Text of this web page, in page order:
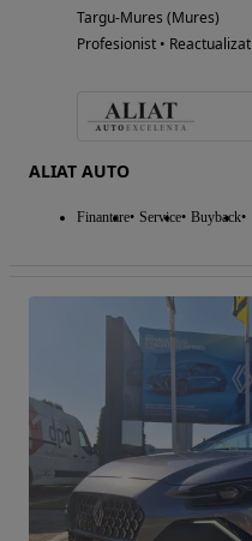
Targu-Mures (Mures)
Profesionist • Reactualizat
ALIAT AUTO
Finantare Service Buyback